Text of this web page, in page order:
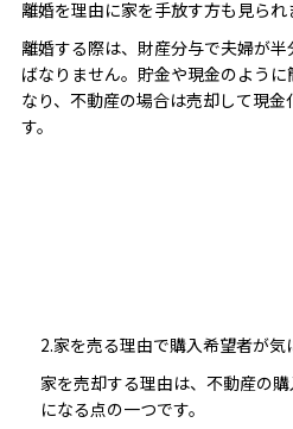
離婚を理由に家を手放す方も見られ
離婚する際は、財産分与で夫婦が
ばなりません。貯金や現金のよう
なり、不動産の場合は売却して現
す。
2.家を売る理由で購入希望者が気
家を売却する理由は、不動産の
になる点の一つです。